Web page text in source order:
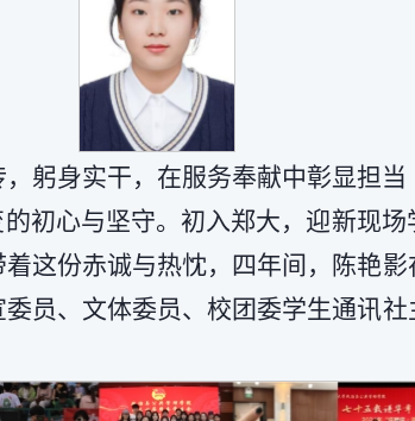
，躬身实干，在服务奉献中彰显担当
初心与坚守。初入郑大，迎新现
这份赤诚与热忱，四年间，陈艳
员、文体委员、校团委学生通讯